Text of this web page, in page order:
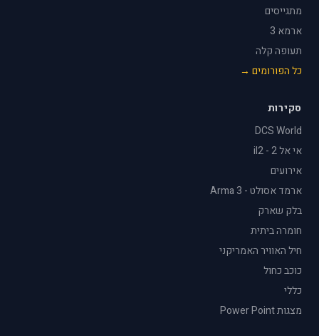
מתגייסים
ארמא 3
תעופה קלה
כל הפורומים →
סקירות
DCS World
אי אל 2 - il2
אירועים
ארמד אסולט - Arma 3
בלק שארק
חומרה ביתית
חיל האוויר האמריקני
כוכב כחול
כללי
מצגות Power Point